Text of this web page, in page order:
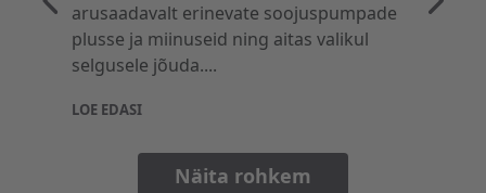
arusaadavalt erinevate soojuspumpade
plusse ja miinuseid ning aitas valikul
selgusele jõuda....
LOE EDASI
Näita rohkem